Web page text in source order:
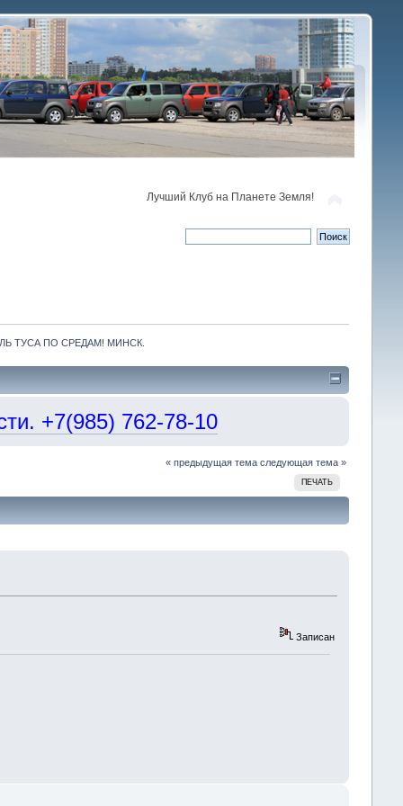
Лучший Клуб на Планете Земля!
ТУСА ПО СРЕДАМ! МИНСК.
+7(985) 762-78-10
« предыдущая тема следующая тема »
ПЕЧАТЬ
Записан